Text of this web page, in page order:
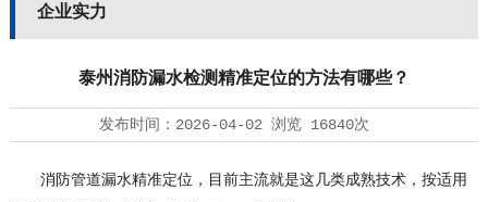
企业实力
泰州消防漏水检测精准定位的方法有哪些？
发布时间： 2026-04-02浏览 16840次
消防管道漏水精准定位，目前主流就是这几类成熟技术，按适用